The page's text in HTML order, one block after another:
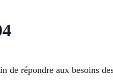
de répondre aux besoins